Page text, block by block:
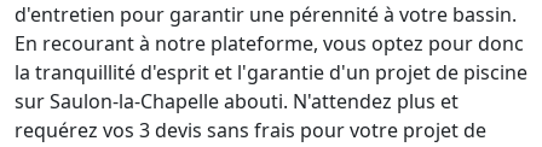
d'entretien pour garantir une pérennité à votre bassin.
En recourant à notre plateforme, vous optez pour donc
la tranquillité d'esprit et l'garantie d'un projet de piscine
sur Saulon-la-Chapelle abouti. N'attendez plus et
requérez vos 3 devis sans frais pour votre projet de